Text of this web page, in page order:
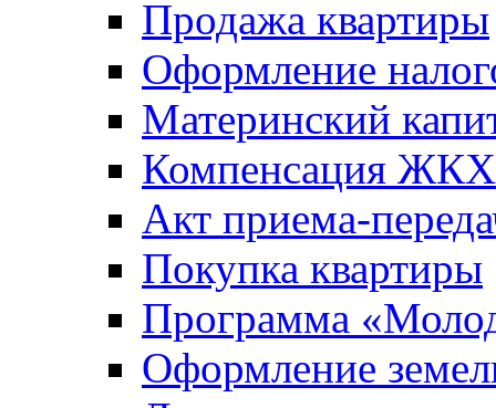
Продажа квартиры
Оформление
Материнский
Компенсация ЖКХ
Акт приема-
Покупка квартиры
Программа
Оформление